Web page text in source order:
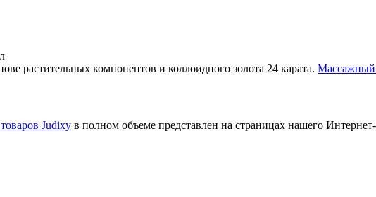
растительных компонентов и коллоидного золота 24 карата. Массажный
Judixy в полном объеме представлен на страницах нашего